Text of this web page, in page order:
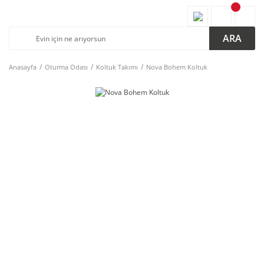
ARA
Anasayfa Oturma Odası Koltuk Takımı Nova Bohem Koltuk